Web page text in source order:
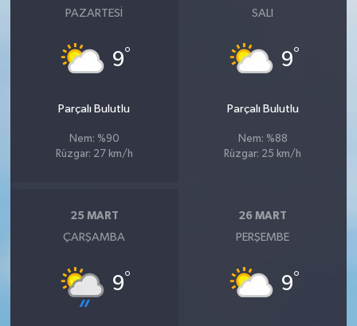
PAZARTESI
9°
Parçalı Bulutlu
Nem: %90
Rüzgar: 27 km/h
SALI
9°
Parçalı Bulutlu
Nem: %88
Rüzgar: 25 km/h
25 MART
ÇARŞAMBA
9°
26 MART
PERŞEMBE
9°